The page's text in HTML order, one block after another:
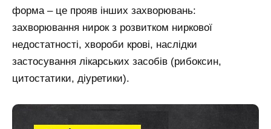
форма – це прояв інших захворювань:
захворювання нирок з розвитком ниркової
недостатності, хвороби крові, наслідки
застосування лікарських засобів (рибоксин,
цитостатики, діуретики).